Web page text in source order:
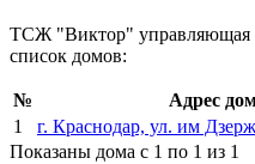
ТСЖ "Виктор" управляющая
список домов:
№
Адрес
1
г. Краснодар, ул. им
Показаны дома с 1 по 1 из 1